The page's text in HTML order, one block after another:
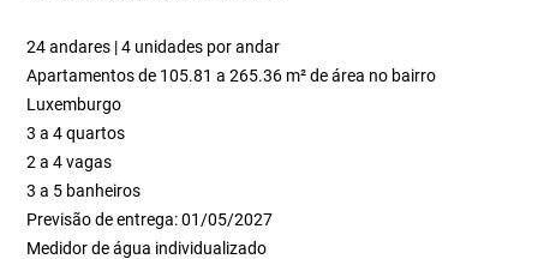
24 andares | 4 unidades por andar
Apartamentos de 105.81 a 265.36 m² de área no bairro
Luxemburgo
3 a 4 quartos
2 a 4 vagas
3 a 5 banheiros
Previsão de entrega: 01/05/2027
Medidor de água individualizado